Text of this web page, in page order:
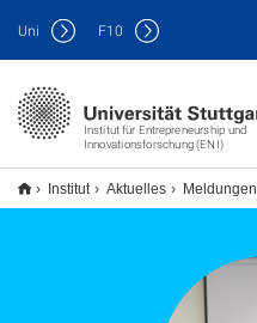
Institut für Entrepreneurship und
Innovationsforschung (ENI)
Uni F10
Institut Aktuelles Meldungen